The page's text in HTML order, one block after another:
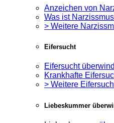
Anzeichen von
Was ist
> Weitere
Eifersucht
Eifersucht
Krankhafte
> Weitere
Liebeskummer